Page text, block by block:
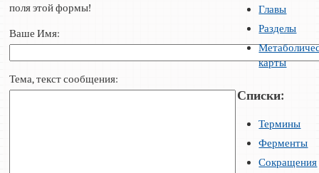
поля этой формы!
Ваше Имя:
Тема, текст сообщения:
Главы
Разделы
карты
Списки:
Термины
Ферменты
Сокращения